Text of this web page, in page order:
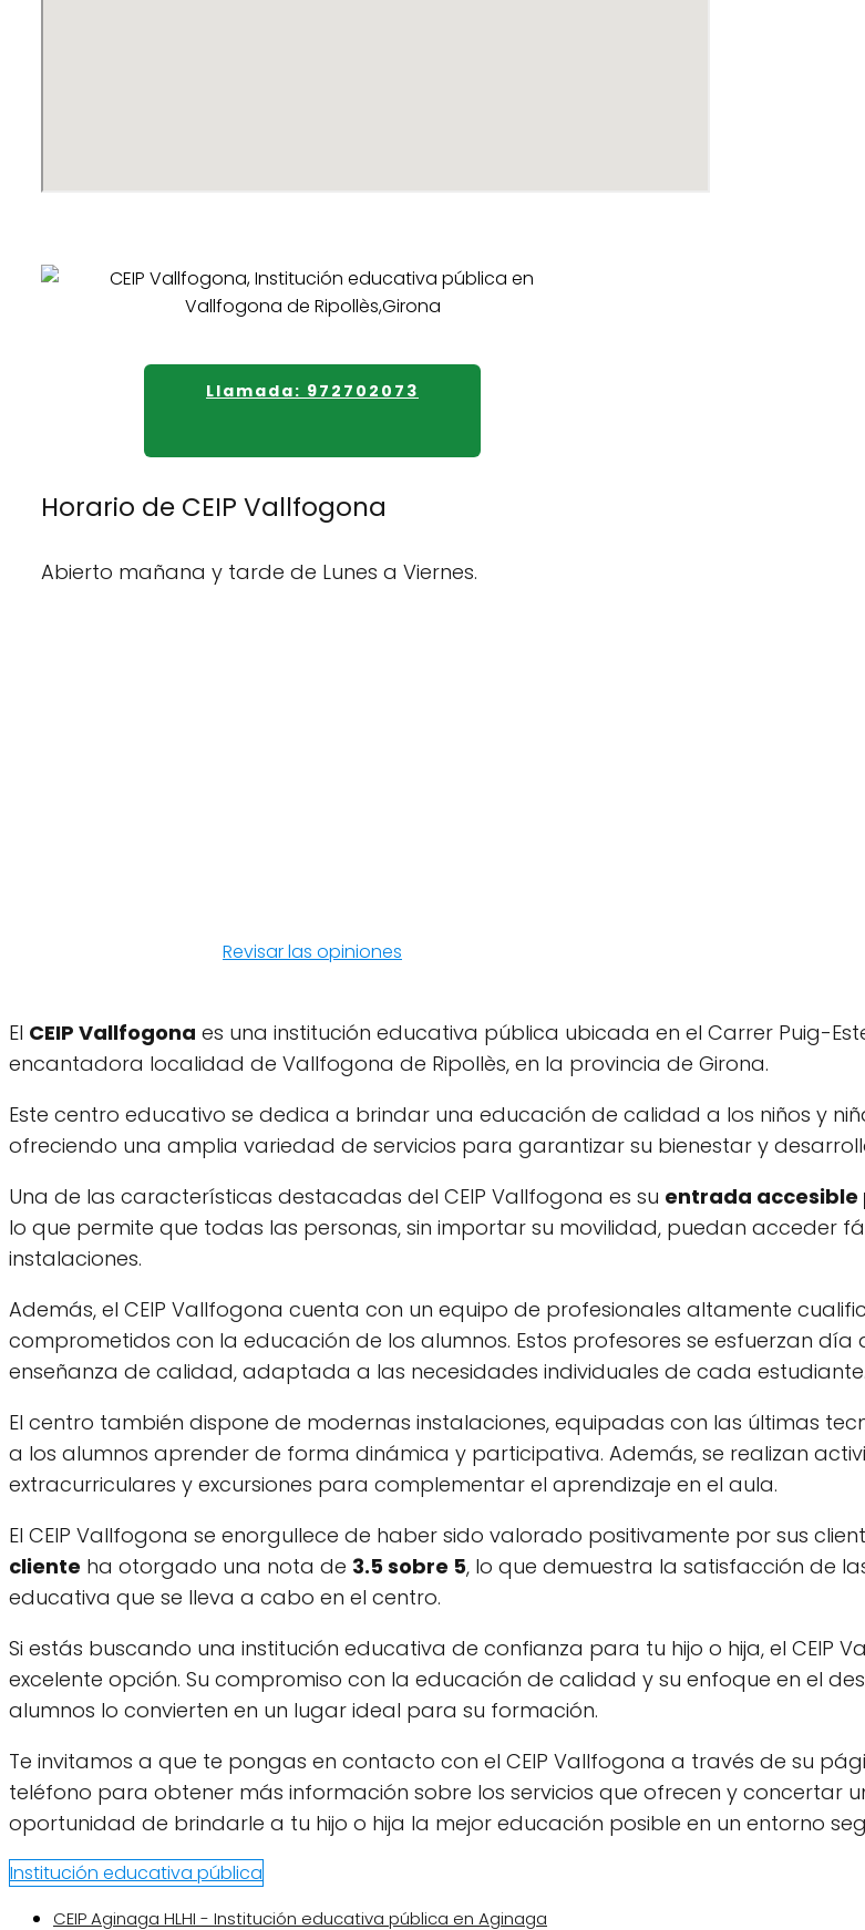
Llamada: 972702073
Horario de CEIP Vallfogona
Abierto mañana y tarde de Lunes a Viernes.
Revisar las opiniones
El CEIP Vallfogona es una institución educativa pública ubicada en el Carrer Puig-
encantadora localidad de Vallfogona de Ripollès, en la provincia de Girona.
Este centro educativo se dedica a brindar una educación de calidad a los niños y
ofreciendo una amplia variedad de servicios para garantizar su bienestar y
Una de las características destacadas del CEIP Vallfogona es su entrada accesible
lo que permite que todas las personas, sin importar su movilidad, puedan acceder
instalaciones.
Además, el CEIP Vallfogona cuenta con un equipo de profesionales altamente
comprometidos con la educación de los alumnos. Estos profesores se esfuerzan
enseñanza de calidad, adaptada a las necesidades individuales de cada estudiante.
El centro también dispone de modernas instalaciones, equipadas con las últimas
a los alumnos aprender de forma dinámica y participativa. Además, se realizan
extracurriculares y excursiones para complementar el aprendizaje en el aula.
El CEIP Vallfogona se enorgullece de haber sido valorado positivamente por sus
cliente ha otorgado una nota de 3.5 sobre 5, lo que demuestra la satisfacción de
educativa que se lleva a cabo en el centro.
Si estás buscando una institución educativa de confianza para tu hijo o hija, el CEIP
excelente opción. Su compromiso con la educación de calidad y su enfoque en el
alumnos lo convierten en un lugar ideal para su formación.
Te invitamos a que te pongas en contacto con el CEIP Vallfogona a través de su
teléfono para obtener más información sobre los servicios que ofrecen y concertar
oportunidad de brindarle a tu hijo o hija la mejor educación posible en un entorno
Institución educativa pública
CEIP Aginaga HLHI - Institución educativa pública en Aginaga